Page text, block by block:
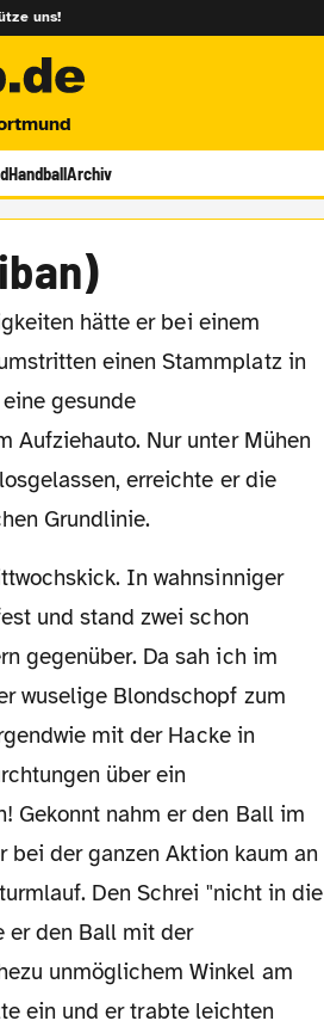
uns!
HandballArchiv
einen Stammplatz in
gesunde
Aufziehauto. Nur unter Mühen
erreichte er die
Grundlinie.
und stand zwei schon
gegenüber. Da sah ich im
wuselige Blondschopf zum
mit der Hacke in
über ein
Gekonnt nahm er den Ball im
bei der ganzen Aktion kaum an
Den Schrei "nicht in die
er den Ball mit der
unmöglichem Winkel am
ein und er trabte leichten